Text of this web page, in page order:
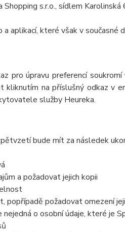
s.r.o., sídlem
aplikací, které však v současné
pro úpravu preferencí
na příslušný odkaz v
služby Heureka.
bude mít za následek
a požadovat jejich kopii
popřípadě požadovat omezení
o osobní údaje, které je